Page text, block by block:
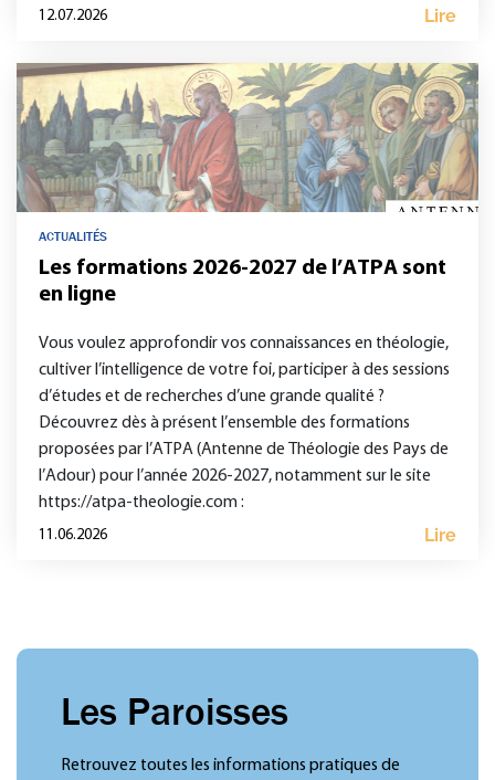
12.07.2026 Lire
ACTUALITÉS
Les formations 2026-2027 de l’ATPA sont
en ligne
Vous voulez approfondir vos connaissances en théologie,
cultiver l’intelligence de votre foi, participer à des sessions
d’études et de recherches d’une grande qualité ?
Découvrez dès à présent l’ensemble des formations
proposées par l’ATPA (Antenne de Théologie des Pays de
l’Adour) pour l’année 2026-2027, notamment sur le site
https://atpa-theologie.com :
11.06.2026 Lire
Les Paroisses
Retrouvez toutes les informations pratiques de